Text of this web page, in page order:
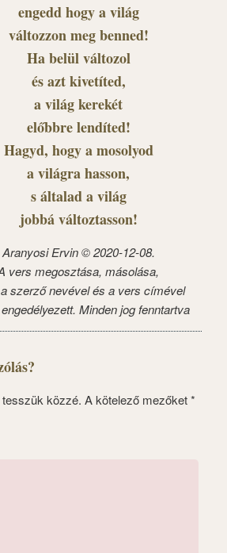
engedd hogy a világ
változzon meg benned!
Ha belül változol
és azt kivetíted,
a világ kerekét
előbbre lendíted!
Hagyd, hogy a mosolyod
a világra hasson,
s általad a világ
jobbá változtasson!
Aranyosi Ervin © 2020-12-08.
vers megosztása, másolása,
szerző nevével és a vers címével
Minden jog fenntartva
közzé. A kötelező mezőket*